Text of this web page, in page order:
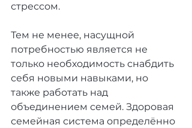
стрессом.
Тем не менее, насущной
потребностью является не
только необходимость снабдить
себя новыми навыками, но
также работать над
объединением семей. Здоровая
семейная система определённо